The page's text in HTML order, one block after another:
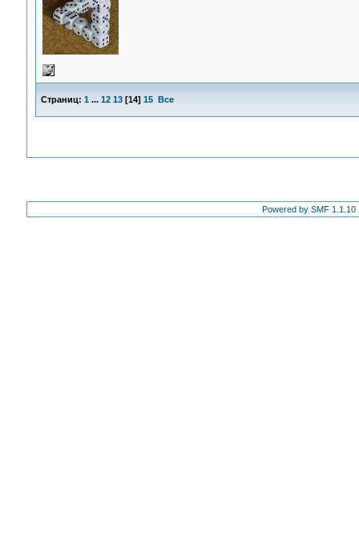
Страниц: 1 ... 12 13[14] 15 Все
Powered by SMF 1.1.10